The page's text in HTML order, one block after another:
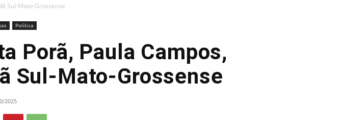
Sul-Mato-Grossense
Política
Porã, Paula Campos,
Sul-Mato-Grossense
2025